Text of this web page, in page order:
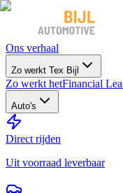
Ons verhaal
Zo werkt Tex Bijl
Zo werkt hetFinancial
Auto's
Direct rijden
Uit voorraad leverbaar